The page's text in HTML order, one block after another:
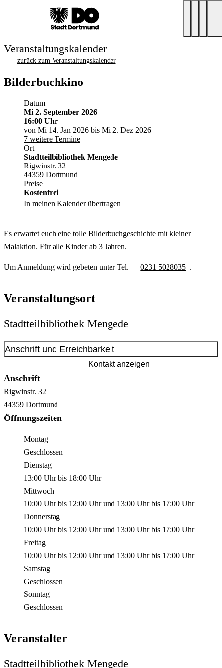
Veranstaltungskalender
zurück zum Veranstaltungskalender
Bilderbuchkino
Datum
Mi 2. September 2026
16:00 Uhr
von Mi 14. Jan 2026 bis Mi 2. Dez 2026
7 weitere Termine
Ort
Stadtteilbibliothek Mengede
Rigwinstr. 32
44359 Dortmund
Preise
Kostenfrei
In meinen Kalender übertragen
Es erwartet euch eine tolle Bilderbuchgeschichte mit kleiner
Malaktion. Für alle Kinder ab 3 Jahren.
Um Anmeldung wird gebeten unter Tel. 0231 5028035 .
Veranstaltungsort
Stadtteilbibliothek Mengede
Anschrift und Erreichbarkeit
Kontakt anzeigen
Anschrift
Rigwinstr. 32
44359 Dortmund
Öffnungszeiten
Montag
Geschlossen
Dienstag
13:00 Uhrbis 18:00 Uhr
Mittwoch
10:00 Uhrbis 12:00 Uhrund 13:00 Uhrbis 17:00 Uhr
Donnerstag
10:00 Uhrbis 12:00 Uhrund 13:00 Uhrbis 17:00 Uhr
Freitag
10:00 Uhrbis 12:00 Uhrund 13:00 Uhrbis 17:00 Uhr
Samstag
Geschlossen
Sonntag
Geschlossen
Veranstalter
Stadtteilbibliothek Mengede